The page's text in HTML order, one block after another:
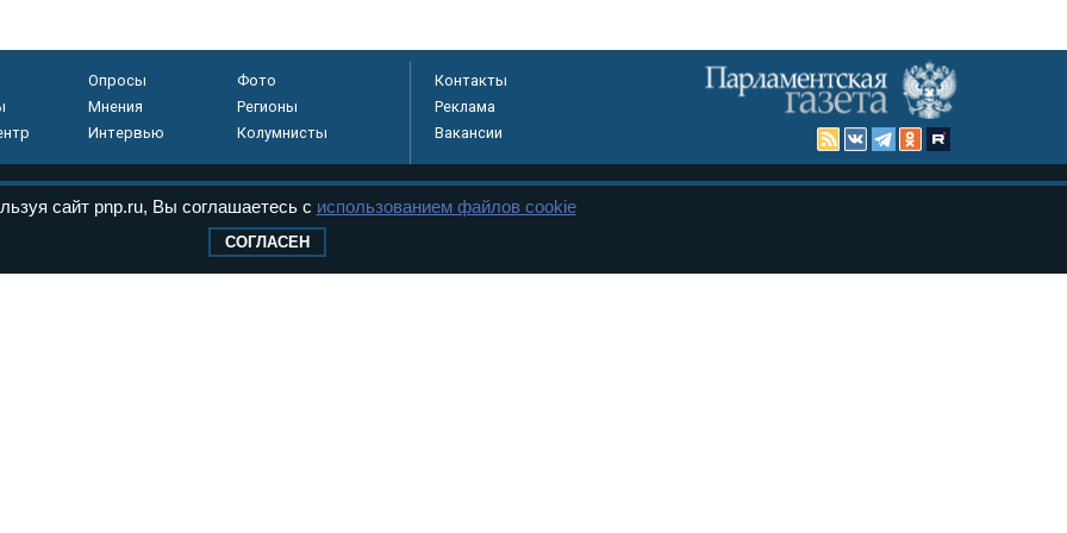
Опросы
Фото
Мнения
Регионы
Интервью Колумнисты
Контакты
Реклама
Вакансии
сайт pnp.ru, Вы соглашаетесь с использованием файлов cookie
СОГЛАСЕН